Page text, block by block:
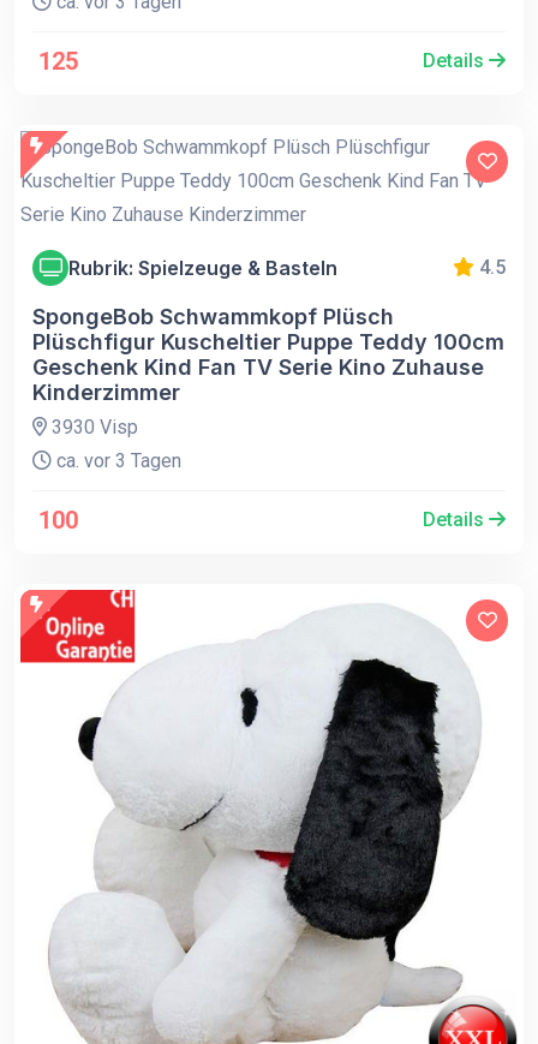
125 Details
Rubrik: Spielzeuge & Basteln 4.5
SpongeBob Schwammkopf Plüsch
Plüschfigur Kuscheltier Puppe Teddy 100cm
Geschenk Kind Fan TV Serie Kino Zuhause
Kinderzimmer
3930 Visp
ca. vor 3 Tagen
100 Details